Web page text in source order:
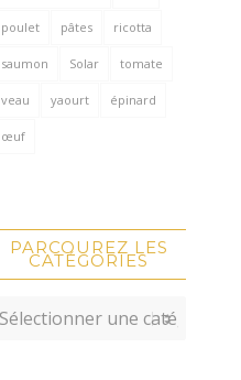
poulet pâtes ricotta
saumon Solar tomate
veau yaourt épinard
œuf
PARCOUREZ LES
CATÉGORIES